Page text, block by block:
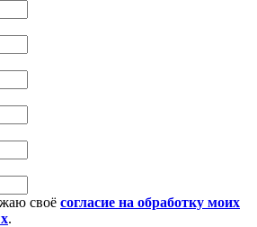
своё согласие на обработку моих
.